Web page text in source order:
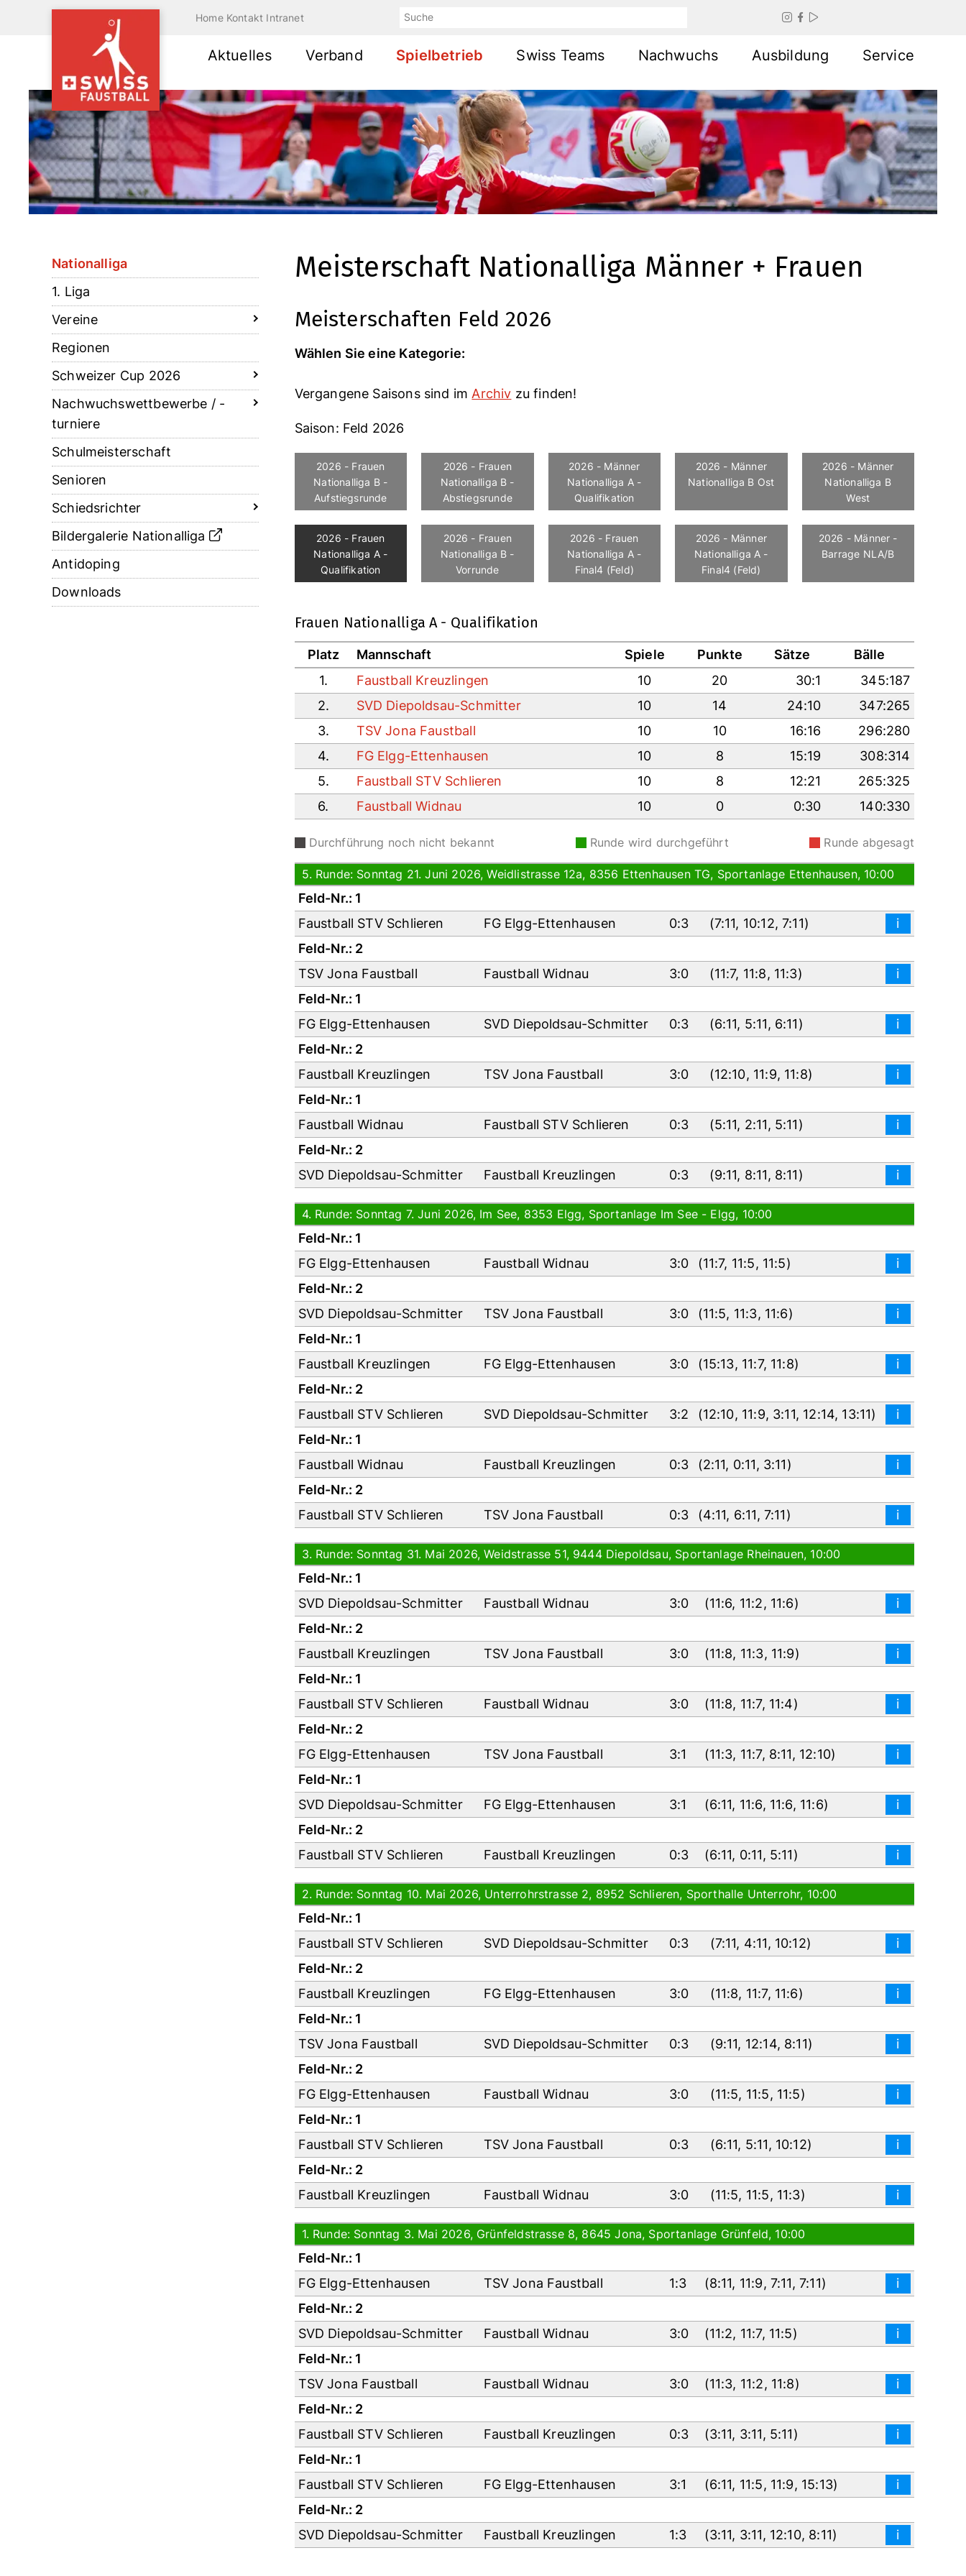
Home Kontakt Intranet Suche   
Aktuelles Verband Spielbetrieb Swiss Teams Nachwuchs Ausbildung Service
Nationalliga
1. Liga
Vereine
Regionen
Schweizer Cup 2026
Nachwuchswettbewerbe / -
turniere
Schulmeisterschaft
Senioren
Schiedsrichter
Bildergalerie Nationalliga
Antidoping
Downloads
Meisterschaft Nationalliga Männer + Frauen
Meisterschaften Feld 2026
Wählen Sie eine Kategorie:
Vergangene Saisons sind im Archiv zu finden!
Saison: Feld 2026
2026 - Frauen
Nationalliga B -
Aufstiegsrunde
2026 - Frauen
Nationalliga B -
Abstiegsrunde
2026 - Männer
Nationalliga A -
Qualifikation
2026 - Männer
Nationalliga B Ost
2026 - Männer
Nationalliga B
West
2026 - Frauen
Nationalliga A -
Qualifikation
2026 - Frauen
Nationalliga B -
Vorrunde
2026 - Frauen
Nationalliga A -
Final4 (Feld)
2026 - Männer
Nationalliga A -
Final4 (Feld)
2026 - Männer -
Barrage NLA/B
Frauen Nationalliga A - Qualifikation
Platz Mannschaft Spiele Punkte Sätze
Bälle
1.
Faustball Kreuzlingen 10 20 30:1
345:187
2.
SVD Diepoldsau-Schmitter 10 14 24:10
347:265
3.
TSV Jona Faustball 10 10 16:16
296:280
4.
FG Elgg-Ettenhausen 10 8 15:19
308:314
5.
Faustball STV Schlieren 10 8 12:21
265:325
6.
Faustball Widnau 10 0 0:30 140:330
Durchführung noch nicht bekannt Runde wird durchgeführt Runde abgesagt
5. Runde: Sonntag 21. Juni 2026, Weidlistrasse 12a, 8356 Ettenhausen TG, Sportanlage Ettenhausen, 10:00
Feld-Nr.: 1
Faustball STV Schlieren
FG Elgg-Ettenhausen 0:3 (7:11, 10:12,7:11)
i
Feld-Nr.: 2
TSV Jona Faustball
Faustball Widnau 3:0 (11:7, 11:8, 11:3)
i
Feld-Nr.: 1
FG Elgg-Ettenhausen
SVD Diepoldsau-Schmitter 0:3 (6:11, 5:11, 6:11)
i
Feld-Nr.: 2
Faustball Kreuzlingen
TSV Jona Faustball 3:0 (12:10, 11:9, 11:8)
i
Feld-Nr.: 1
Faustball Widnau
Faustball STV Schlieren 0:3 (5:11, 2:11, 5:11)
i
Feld-Nr.: 2
SVD Diepoldsau-Schmitter
Faustball Kreuzlingen 0:3 (9:11, 8:11, 8:11) i
4. Runde: Sonntag 7. Juni 2026, Im See, 8353 Elgg, Sportanlage Im See - Elgg, 10:00
Feld-Nr.: 1
FG Elgg-Ettenhausen
Faustball Widnau 3:0 (11:7, 11:5, 11:5)
i
Feld-Nr.: 2
SVD Diepoldsau-Schmitter
TSV Jona Faustball 3:0 (11:5, 11:3, 11:6)
i
Feld-Nr.: 1
Faustball Kreuzlingen
FG Elgg-Ettenhausen 3:0 (15:13, 11:7, 11:8)
i
Feld-Nr.: 2
Faustball STV Schlieren
SVD Diepoldsau-Schmitter 3:2 (12:10, 11:9, 3:11, 12:14, 13:11)
i
Feld-Nr.: 1
Faustball Widnau
Faustball Kreuzlingen 0:3 (2:11, 0:11, 3:11)
i
Feld-Nr.: 2
Faustball STV Schlieren
TSV Jona Faustball 0:3 (4:11, 6:11, 7:11) i
3. Runde: Sonntag 31. Mai 2026, Weidstrasse 51, 9444 Diepoldsau, Sportanlage Rheinauen, 10:00
Feld-Nr.: 1
SVD Diepoldsau-Schmitter
Faustball Widnau 3:0 (11:6, 11:2, 11:6)
i
Feld-Nr.: 2
Faustball Kreuzlingen
TSV Jona Faustball 3:0 (11:8, 11:3, 11:9)
i
Feld-Nr.: 1
Faustball STV Schlieren
Faustball Widnau 3:0 (11:8, 11:7, 11:4)
i
Feld-Nr.: 2
FG Elgg-Ettenhausen
TSV Jona Faustball 3:1 (11:3, 11:7, 8:11, 12:10)
i
Feld-Nr.: 1
SVD Diepoldsau-Schmitter
FG Elgg-Ettenhausen 3:1 (6:11, 11:6, 11:6, 11:6)
i
Feld-Nr.: 2
Faustball STV Schlieren
Faustball Kreuzlingen 0:3 (6:11, 0:11, 5:11) i
2. Runde: Sonntag 10. Mai 2026, Unterrohrstrasse 2, 8952 Schlieren, Sporthalle Unterrohr, 10:00
Feld-Nr.: 1
Faustball STV Schlieren
SVD Diepoldsau-Schmitter 0:3 (7:11, 4:11, 10:12)
i
Feld-Nr.: 2
Faustball Kreuzlingen
FG Elgg-Ettenhausen 3:0 (11:8, 11:7, 11:6)
i
Feld-Nr.: 1
TSV Jona Faustball
SVD Diepoldsau-Schmitter 0:3 (9:11, 12:14, 8:11)
i
Feld-Nr.: 2
FG Elgg-Ettenhausen
Faustball Widnau 3:0 (11:5, 11:5, 11:5)
i
Feld-Nr.: 1
Faustball STV Schlieren
TSV Jona Faustball 0:3 (6:11, 5:11, 10:12)
i
Feld-Nr.: 2
Faustball Kreuzlingen
Faustball Widnau 3:0 (11:5, 11:5, 11:3) i
1. Runde: Sonntag 3. Mai 2026, Grünfeldstrasse 8, 8645 Jona, Sportanlage Grünfeld, 10:00
Feld-Nr.: 1
FG Elgg-Ettenhausen
TSV Jona Faustball 1:3 (8:11, 11:9, 7:11,7:11)
i
Feld-Nr.: 2
SVD Diepoldsau-Schmitter
Faustball Widnau 3:0 (11:2, 11:7, 11:5)
i
Feld-Nr.: 1
TSV Jona Faustball
Faustball Widnau 3:0 (11:3, 11:2, 11:8)
i
Feld-Nr.: 2
Faustball STV Schlieren
Faustball Kreuzlingen 0:3 (3:11, 3:11, 5:11)
i
Feld-Nr.: 1
Faustball STV Schlieren
FG Elgg-Ettenhausen 3:1 (6:11, 11:5, 11:9, 15:13)
i
Feld-Nr.: 2
SVD Diepoldsau-Schmitter
Faustball Kreuzlingen 1:3 (3:11, 3:11, 12:10, 8:11) i